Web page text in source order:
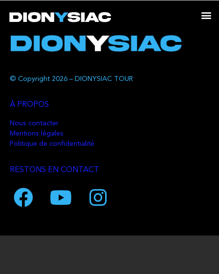
© Copyright 2026 – DIONYSIAC TOUR
À PROPOS
Nous contacter
Mentions légales
Politique de confidentialité
RESTONS EN CONTACT